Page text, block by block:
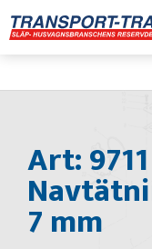
Art: 9711
7 mm